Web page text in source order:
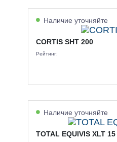
Наличие уточняйте
CORTIS SHT 200
Рейтинг:
Наличие уточняйте
TOTAL EQUIVIS XLT 15